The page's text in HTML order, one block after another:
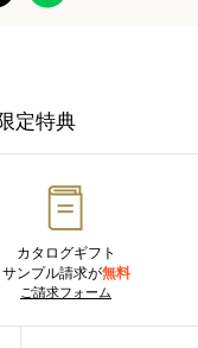
定特典
カタログギフト
サンプル請求が無料
ご請求フォーム